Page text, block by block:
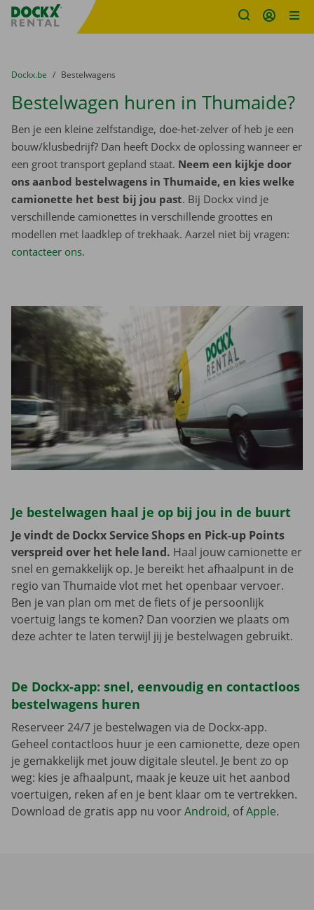
Fratello DEMO
U bevindt zich hier:
van
Dockx.be naar
Bestelwagens
Bestelwagen huren in Thumaide?
Ben je een kleine zelfstandige, doe-het-zelver of heb je een
bouw/klusbedrijf? Dan heeft Dockx de oplossing wanneer er
een groot transport gepland staat. Neem een kijkje door
ons aanbod bestelwagens in Thumaide, en kies welke
camionette het best bij jou past. Bij Dockx vind je
verschillende camionettes in verschillende groottes en
modellen met laadklep of trekhaak. Aarzel niet bij vragen:
contacteer ons.
Je bestelwagen haal je op bij jou in de buurt
Je vindt de Dockx Service Shops en Pick-up Points
verspreid over het hele land. Haal jouw camionette er
snel en gemakkelijk op. Je bereikt het afhaalpunt in de
regio van Thumaide vlot met het openbaar vervoer.
Ben je van plan om met de fiets of je persoonlijk
voertuig langs te komen? Dan voorzien we plaats om
deze achter te laten terwijl jij je bestelwagen gebruikt.
De Dockx-app: snel, eenvoudig en contactloos
bestelwagens huren
Reserveer 24/7 je bestelwagen via de Dockx-app.
Geheel contactloos huur je een camionette, deze open
je gemakkelijk met jouw digitale sleutel. Je bent zo op
weg: kies je afhaalpunt, maak je keuze uit het aanbod
voertuigen, reken af en je bent klaar om te vertrekken.
Download de gratis app nu voorAndroid, ofApple.